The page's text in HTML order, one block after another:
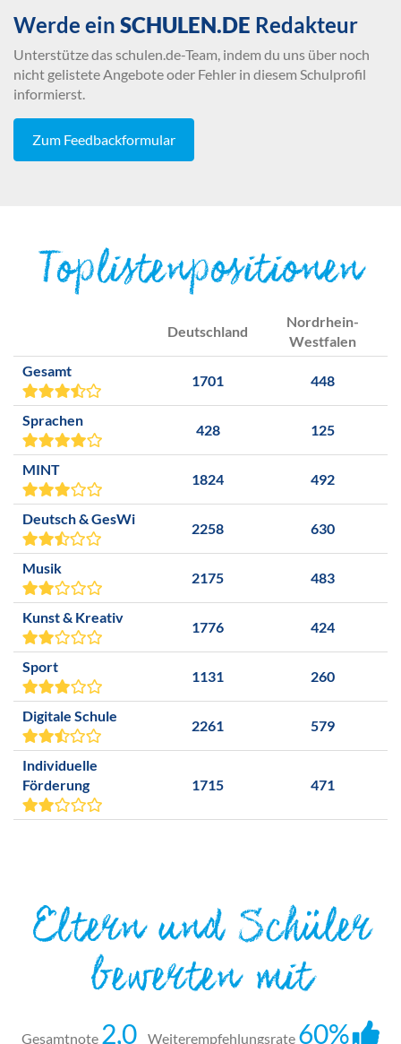
Werde ein SCHULEN.DE Redakteur
Unterstütze das schulen.de-Team, indem du uns über noch
nicht gelistete Angebote oder Fehler in diesem Schulprofil
informierst.
Zum Feedbackformular
Toplistenpositionen
Deutschland
Nordrhein-
Westfalen
Gesamt
1701 448
Sprachen
428 125
MINT
1824 492
Deutsch & GesWi
2258 630
Musik
2175 483
Kunst & Kreativ
1776 424
Sport
1131 260
Digitale Schule
2261 579
Individuelle
Förderung
1715 471
Eltern und Schüler
bewerten mit
Gesamtnote 2,0 Weiterempfehlungsrate 60%